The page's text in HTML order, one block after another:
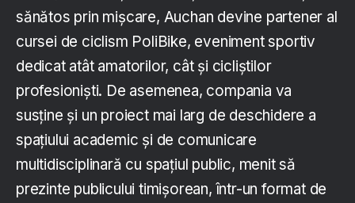
sănătos prin mișcare, Auchan devine partener al
cursei de ciclism PoliBike, eveniment sportiv
dedicat atât amatorilor, cât și cicliștilor
profesioniști. De asemenea, compania va
susține și un proiect mai larg de deschidere a
spațiului academic și de comunicare
multidisciplinară cu spațiul public, menit să
prezinte publicului timișorean, într-un format de